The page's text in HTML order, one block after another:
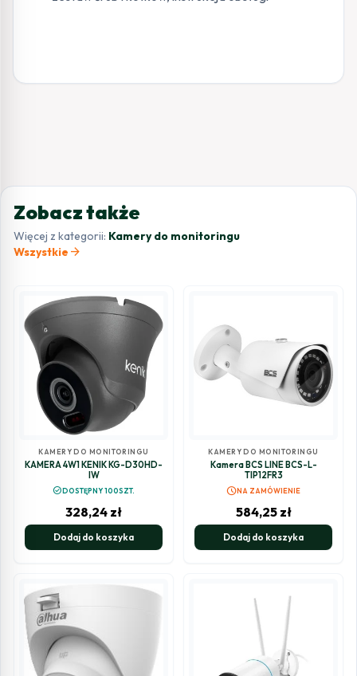
Zobacz także
Więcej z kategorii: Kamery do monitoringu
Wszystkie arrow_forward
KAMERY DO MONITORINGU
KAMERA 4W1 KENIK KG-D30HD-
IW
check_circleDOSTĘPNY 100SZT.
328,24 zł
Dodaj do koszyka
KAMERY DO MONITORINGU
Kamera BCS LINE BCS-L-
TIP12FR3
scheduleNA ZAMÓWIENIE
584,25 zł
Dodaj do koszyka